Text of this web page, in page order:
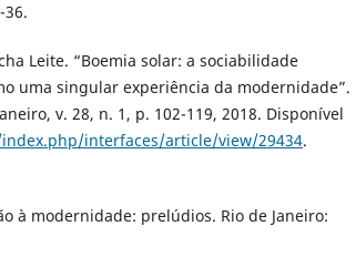
36.
Leite. “Boemia solar: a sociabilidade
uma singular experiência da modernidade”.
v. 28, n. 1, p. 102-119, 2018. Disponível
interfaces/article/view/29434.
à modernidade: prelúdios. Rio de Janeiro: